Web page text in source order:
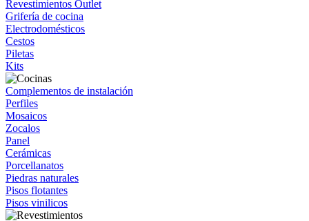
Revestimientos Outlet
Grifería de cocina
Electrodomésticos
Cestos
Piletas
Kits
Complementos de instalación
Perfiles
Mosaicos
Zocalos
Panel
Cerámicas
Porcellanatos
Piedras naturales
Pisos flotantes
Pisos vinilicos